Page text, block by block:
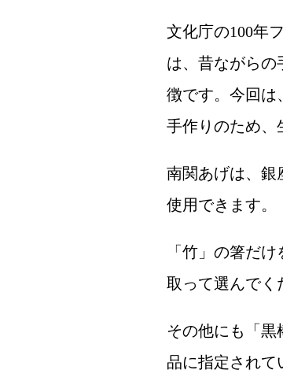
文化庁の100年
は、昔ながらの
徴です。今回は
手作りのため、
南関あげは、銀
使用できます。
「竹」の箸だ
取って選んでく
その他にも「黒
品に指定されて